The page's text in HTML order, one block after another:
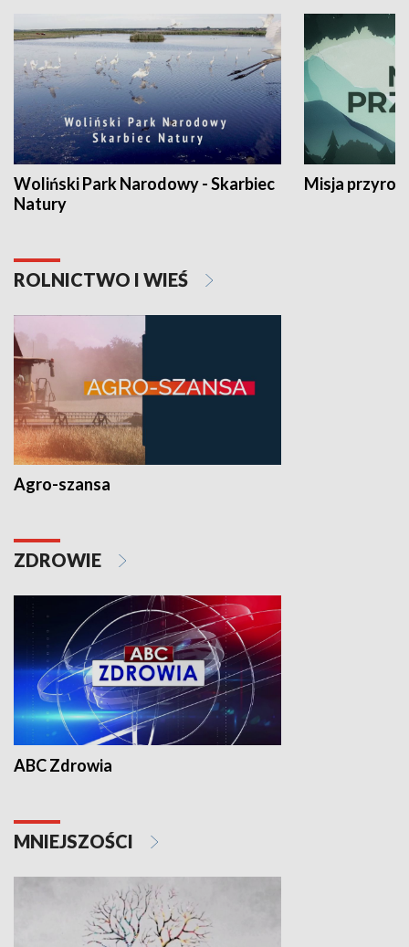
Woliński Park Narodowy - Skarbiec
Natury
Misja
ROLNICTWO I WIEŚ
Agro-szansa
ZDROWIE
ABC Zdrowia
MNIEJSZOŚCI